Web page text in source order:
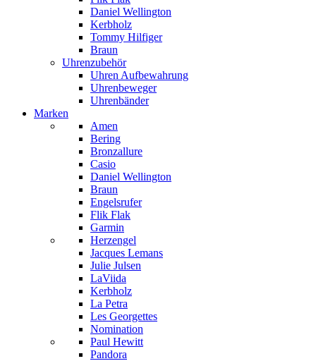
Daniel Wellington
Kerbholz
Tommy Hilfiger
Braun
Uhrenzubehör
Uhren Aufbewahrung
Uhrenbeweger
Uhrenbänder
Marken
Amen
Bering
Bronzallure
Casio
Daniel Wellington
Braun
Engelsrufer
Flik Flak
Garmin
Herzengel
Jacques Lemans
Julie Julsen
LaViida
Kerbholz
La Petra
Les Georgettes
Nomination
Paul Hewitt
Pandora